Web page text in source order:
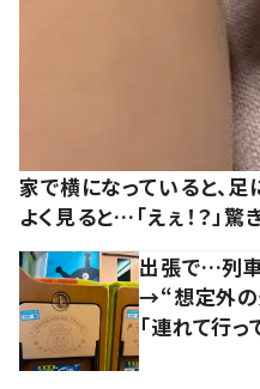
家で横になっていると、
よく見ると…「えぇ！？」
出張で…列
→“想定外の
「連れて行っ